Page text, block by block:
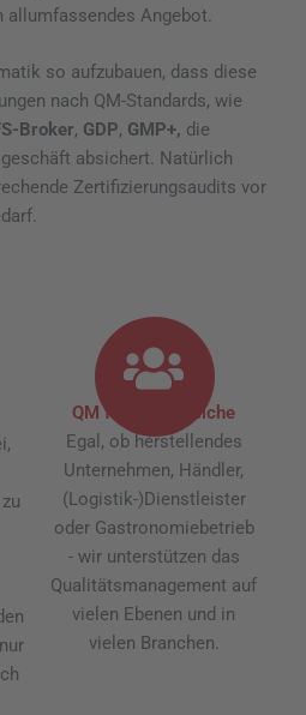
allumfassendes Angebot.
so aufzubauen, dass diese
nach QM-Standards, wie
Broker, GDP, GMP+, die
absichert. Natürlich
Zertifizierungsaudits vor
QM für alle Bereiche
Egal, ob herstellendes
Unternehmen, Händler,
(Logistik-)Dienstleister
oder Gastronomiebetrieb
- wir unterstützen das
Qualitätsmanagement auf
vielen Ebenen und in
vielen Branchen.